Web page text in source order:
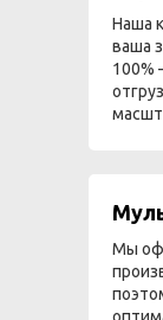
Мы
Наша
ваша
100%